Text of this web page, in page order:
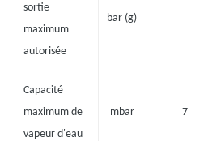
sortie
maximum
autorisée
bar (g)
Capacité
maximum de
vapeur d'eau
mbar 7